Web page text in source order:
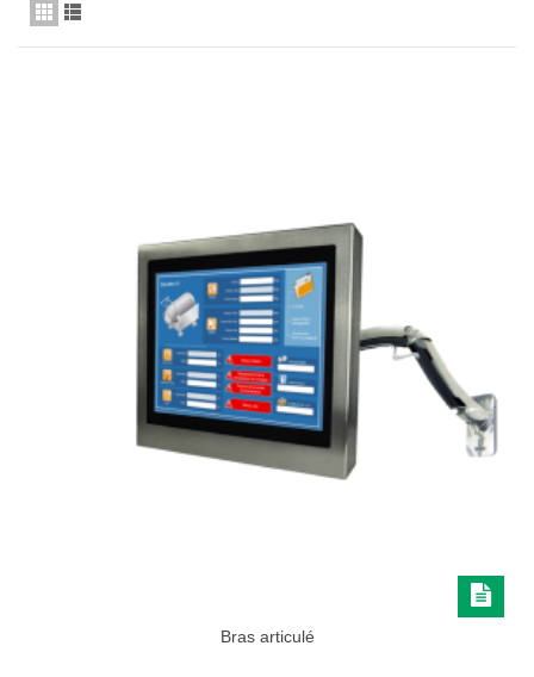
Bras articulé